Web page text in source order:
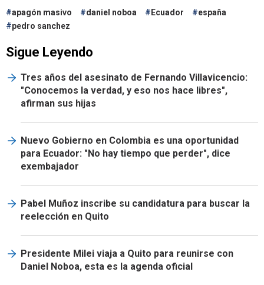
apagón masivo daniel noboa Ecuador
españa
pedro sanchez
Sigue Leyendo
Tres años del asesinato de Fernando Villavicencio:
"Conocemos la verdad, y eso nos hace libres",
afirman sus hijas
Nuevo Gobierno en Colombia es una oportunidad
para Ecuador: "No hay tiempo que perder", dice
exembajador
Pabel Muñoz inscribe su candidatura para buscar la
reelección en Quito
Presidente Milei viaja a Quito para reunirse con
Daniel Noboa, esta es la agenda oficial